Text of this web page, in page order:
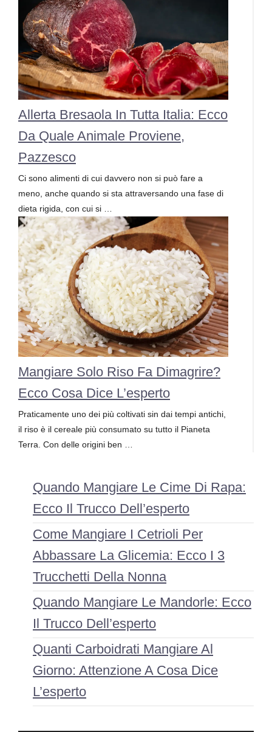
Allerta Bresaola In Tutta Italia: Ecco
Da Quale Animale Proviene,
Pazzesco
Ci sono alimenti di cui davvero non si può fare a
meno, anche quando si sta attraversando una fase di
dieta rigida, con cui si …
Mangiare Solo Riso Fa Dimagrire?
Ecco Cosa Dice L’esperto
Praticamente uno dei più coltivati sin dai tempi antichi,
il riso è il cereale più consumato su tutto il Pianeta
Terra. Con delle origini ben …
Quando Mangiare Le Cime Di Rapa:
Ecco Il Trucco Dell’esperto
Come Mangiare I Cetrioli Per
Abbassare La Glicemia: Ecco I 3
Trucchetti Della Nonna
Quando Mangiare Le Mandorle: Ecco
Il Trucco Dell’esperto
Quanti Carboidrati Mangiare Al
Giorno: Attenzione A Cosa Dice
L’esperto